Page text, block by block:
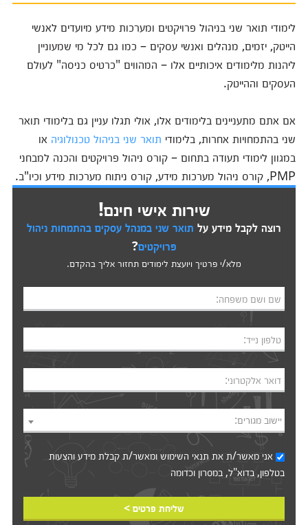
לימודי תואר שני בניהול פרויקטים ומערכות מידע מיועדים לאנשי
הייטק, יזמים, מנהלים ואנשי עסקים – כמו גם לכל מי שמעוניין
ליהנות מלימודים איכותיים אלו – המהווים "כרטיס כניסה" לעולם
העסקים וההייטק.
אם אתם מתעניינים בלימודים אלו, אולי תגלו עניין גם בלימודי תואר
שני בהתמחויות אחרות, בלימודי תואר שני בניהול טכנולוגיה או
במגוון לימודי תעודה בתחום – קורס ניהול פרויקטים והכנה למבחני
PMP, קורס ניהול מערכות מידע, קורס ניתוח מערכות מידע וכיו"ב.
שירות אישי חינם!
רוצה לקבל מידע על תואר שני במנהל עסקים בהתמחות ניהול
פרויקטים?
מלא/י פרטיך ויועצת לימודים תחזור אליך בהקדם.
שם ושם משפחה:
טלפון נייד:
דואר אלקטרוני:
יישוב מגורים:
אני מאשר/ת את תנאי השימושומאשר/ת קבלת מידע והצעות
בטלפון, בדוא"ל, במסרון וכדומה‎‎
שליחת פרטים >